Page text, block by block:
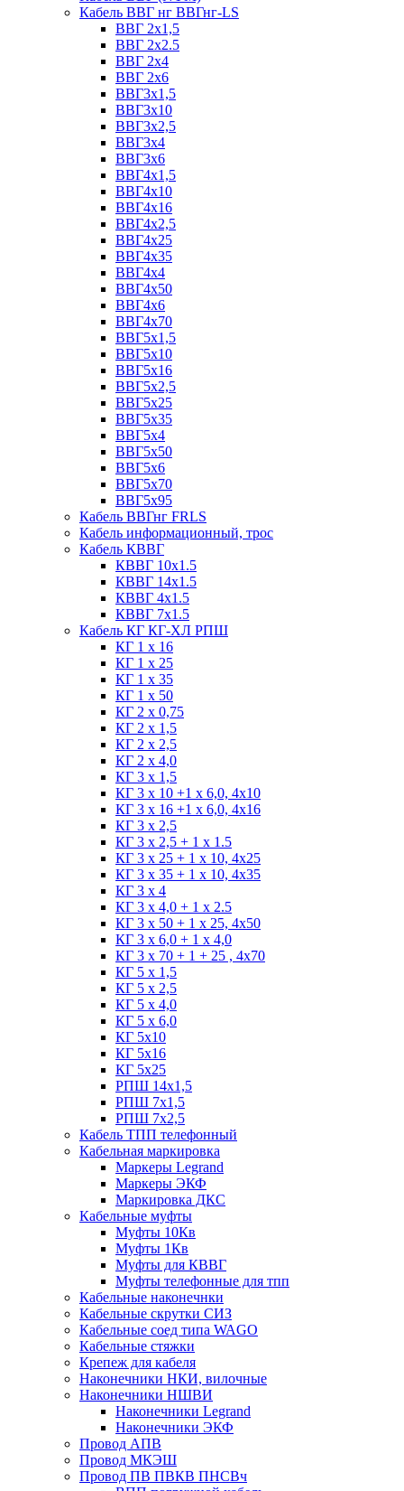
Кабель ВВГ нг ВВГнг-LS
ВВГ 2х1,5
ВВГ 2х2.5
ВВГ 2х4
ВВГ 2х6
ВВГ3х1,5
ВВГ3х10
ВВГ3х2,5
ВВГ3х4
ВВГ3х6
ВВГ4х1,5
ВВГ4х10
ВВГ4х16
ВВГ4х2,5
ВВГ4х25
ВВГ4х35
ВВГ4х4
ВВГ4х50
ВВГ4х6
ВВГ4х70
ВВГ5х1,5
ВВГ5х10
ВВГ5х16
ВВГ5х2,5
ВВГ5х25
ВВГ5х35
ВВГ5х4
ВВГ5х50
ВВГ5х6
ВВГ5х70
ВВГ5х95
Кабель ВВГнг FRLS
Кабель информационный, трос
Кабель КВВГ
КВВГ 10х1.5
КВВГ 14х1.5
КВВГ 4х1.5
КВВГ 7х1.5
Кабель КГ КГ-ХЛ РПШ
КГ 1 х 16
КГ 1 х 25
КГ 1 х 35
КГ 1 х 50
КГ 2 х 0,75
КГ 2 х 1,5
КГ 2 х 2,5
КГ 2 х 4,0
КГ 3 х 1,5
КГ 3 х 10 +1 x 6,0, 4х10
КГ 3 х 16 +1 x 6,0, 4х16
КГ 3 х 2,5
КГ 3 х 2,5 + 1 x 1.5
КГ 3 х 25 + 1 х 10, 4х25
КГ 3 х 35 + 1 x 10, 4х35
КГ 3 х 4
КГ 3 х 4,0 + 1 x 2.5
КГ 3 х 50 + 1 x 25, 4х50
КГ 3 х 6,0 + 1 x 4,0
КГ 3 х 70 + 1 + 25 , 4х70
КГ 5 х 1,5
КГ 5 х 2,5
КГ 5 х 4,0
КГ 5 х 6,0
КГ 5х10
КГ 5х16
КГ 5х25
РПШ 14х1,5
РПШ 7х1,5
РПШ 7х2,5
Кабель ТПП телефонный
Кабельная маркировка
Маркеры Legrand
Маркеры ЭКФ
Маркировка ДКС
Кабельные муфты
Муфты 10Кв
Муфты 1Кв
Муфты для КВВГ
Муфты телефонные для тпп
Кабельные наконечнки
Кабельные скрутки СИЗ
Кабельные соед типа WAGO
Кабельные стяжки
Крепеж для кабеля
Наконечники НКИ, вилочные
Наконечники НШВИ
Наконечники Legrand
Наконечники ЭКФ
Провод АПВ
Провод МКЭШ
Провод ПВ ПВКВ ПНСВч